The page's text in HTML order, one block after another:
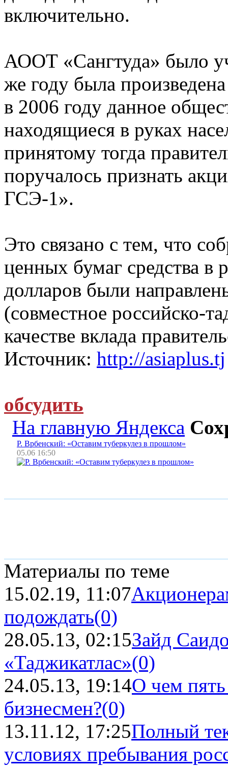
включительно.
АООТ «Сангтуда» было
же году была
в 2006 году данное
находящиеся в руках
принятому тогда
поручалось признать
ГСЭ-1».
Это связано с тем, что
ценных бумаг средства в
долларов были
(совместное российско-
качестве вклада
Источник: http://asiaplus.tj
обсудить
На главную Яндекса
Р. Врбенский: «Оставим туберкулез в прошлом»
05.06 16:50
Материалы по теме
15.02.19, 11:07
подождать(0)
28.05.13, 02:15Зайд
«Таджикатлас»(0)
24.05.13, 19:14О чем пять
бизнесмен?(0)
13.11.12, 17:25Полный
условиях пребывания